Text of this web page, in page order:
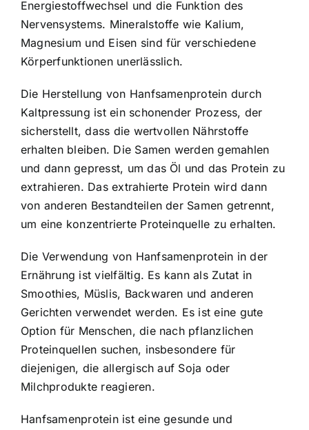
Energiestoffwechsel und die Funktion des
Nervensystems. Mineralstoffe wie Kalium,
Magnesium und Eisen sind für verschiedene
Körperfunktionen unerlässlich.
Die Herstellung von Hanfsamenprotein durch
Kaltpressung ist ein schonender Prozess, der
sicherstellt, dass die wertvollen Nährstoffe
erhalten bleiben. Die Samen werden gemahlen
und dann gepresst, um das Öl und das Protein zu
extrahieren. Das extrahierte Protein wird dann
von anderen Bestandteilen der Samen getrennt,
um eine konzentrierte Proteinquelle zu erhalten.
Die Verwendung von Hanfsamenprotein in der
Ernährung ist vielfältig. Es kann als Zutat in
Smoothies, Müslis, Backwaren und anderen
Gerichten verwendet werden. Es ist eine gute
Option für Menschen, die nach pflanzlichen
Proteinquellen suchen, insbesondere für
diejenigen, die allergisch auf Soja oder
Milchprodukte reagieren.
Hanfsamenprotein ist eine gesunde und